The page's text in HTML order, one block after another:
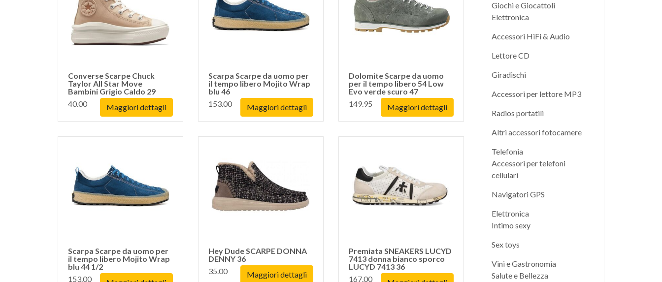
Giochi e Giocattoli
Elettronica
Accessori HiFi & Audio
Lettore CD
Giradischi
Accessori per lettore MP3
Radios portatili
Altri accessori fotocamere
Telefonia
Accessori per telefoni
cellulari
Navigatori GPS
Elettronica
Intimo sexy
Sex toys
Vini e Gastronomia
Salute e Bellezza
Converse Scarpe Chuck
Taylor All Star Move
Bambini Grigio Caldo 29
40.00
Maggiori dettagli
Scarpa Scarpe da uomo per
il tempo libero Mojito Wrap
blu 46
153.00
Maggiori dettagli
Dolomite Scarpe da uomo
per il tempo libero 54 Low
Evo verde scuro 47
149.95
Maggiori dettagli
Scarpa Scarpe da uomo per
il tempo libero Mojito Wrap
blu 44 1/2
153.00
Hey Dude SCARPE DONNA
DENNY 36
35.00
Maggiori dettagli
Premiata SNEAKERS LUCYD
7413 donna bianco sporco
LUCYD 7413 36
167.00